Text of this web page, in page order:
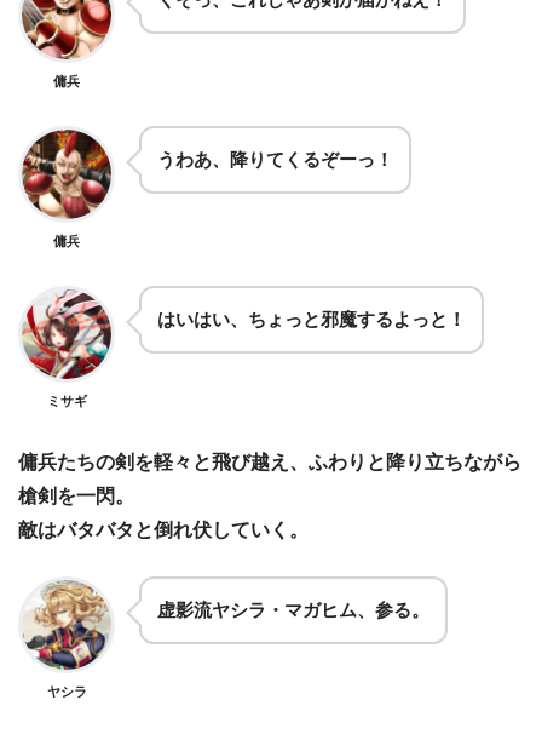
傭兵
傭兵
うわあ、降りてくるぞーっ！
ミサギ
はいはい、ちょっと邪魔するよっと！
傭兵たちの剣を軽々と飛び越え、ふわりと降り立ちながら
槍剣を一閃。
敵はバタバタと倒れ伏していく。
ヤシラ
虚影流ヤシラ・マガヒム、参る。